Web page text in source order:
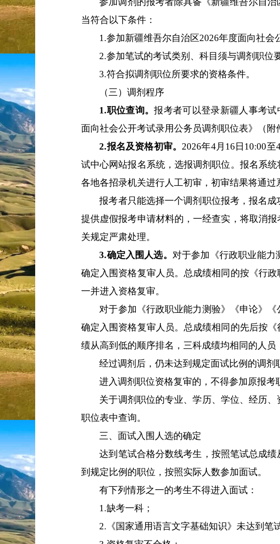
当符合以下条件：
1.参加新疆维吾尔自治区2026年度面向社会
2.参加笔试的考试类别、科目须与调剂职位
3.符合拟调剂职位所要求的资格条件。
（三）调剂程序
1.职位查询。报考者可以登录新疆人事考试
面向社会公开考试录用公务员调剂职位表》（附
2.报名及资格初审。 2026年4月 16日10:00至
试中心网站报名系统，选报调剂职位。报名系
各地各招录机关进行人工初审，初审结果将通过
报考者只能选择一个调剂职位报考，报名
提供虚假报考申请材料的，一经查实，将取消
关规定严肃处理。
3.确定入围人选。 对于参加《行政职业能
确定入围资格复审人员。总成绩相同的按《行
一并进入资格复审。
对于参加《行政职业能力测验》《申论》
确定入围资格复审人员。总成绩相同的先后按
绩从高到低的顺序排名，三科成绩均相同的人员
经过调剂后，仍未达到规定面试比例的调剂
进入调剂职位资格复审的，不得参加原报考
关于调剂职位的专业、学历、学位、经历
职位表中查询。
三、面试入围人选的确定
达到笔试合格分数线考生，按照笔试总成
到规定比例的职位，按照实际人数参加面试。
有下列情形之一的考生不得进入面试：
1.缺考一科；
2. 《国家通用语言文字基础知识》未达到笔